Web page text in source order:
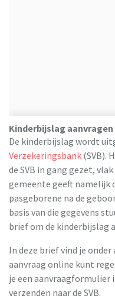
Kinderbijslag aanvragen
De kinderbijslag wordt
Verzekeringsbank (SVB).
de SVB in gang gezet,
gemeente geeft namelijk
pasgeborene na de
basis van die gegevens
brief om de kinderbijslag
In deze brief vind je onder
aanvraag online kunt
je een aanvraagformulier
verzenden naar de SVB.